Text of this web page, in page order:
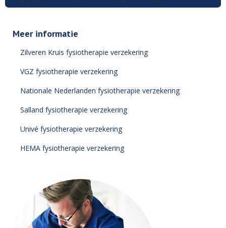
Meer informatie
Zilveren Kruis fysiotherapie verzekering
VGZ fysiotherapie verzekering
Nationale Nederlanden fysiotherapie verzekering
Salland fysiotherapie verzekering
Univé fysiotherapie verzekering
HEMA fysiotherapie verzekering